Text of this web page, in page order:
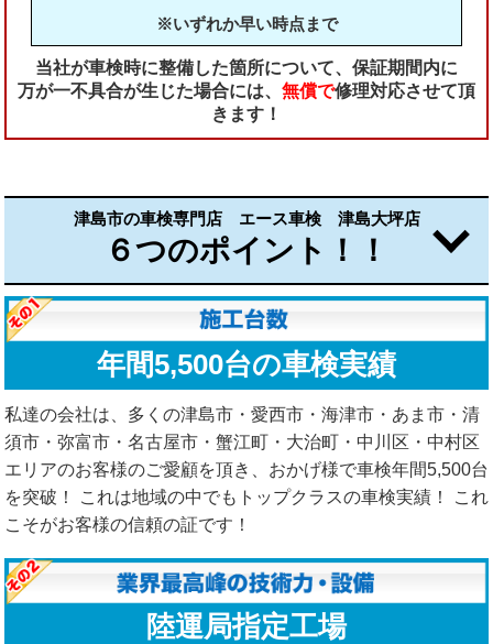
※いずれか早い時点まで
当社が車検時に整備した箇所について、保証期間内に
万が一不具合が生じた場合には、 無償で修理対応させて頂
きます！
津島市の車検専門店 エース車検 津島大坪店
６つのポイント！！
年間5,500台の車検実績
私達の会社は、多くの津島市・愛西市・海津市・あま市・清
須市・弥富市・名古屋市・蟹江町・大治町・中川区・中村区
エリアのお客様のご愛顧を頂き、おかげ様で車検年間5,500台
を突破！ これは地域の中でもトップクラスの車検実績！ これ
こそがお客様の信頼の証です！
陸運局指定工場